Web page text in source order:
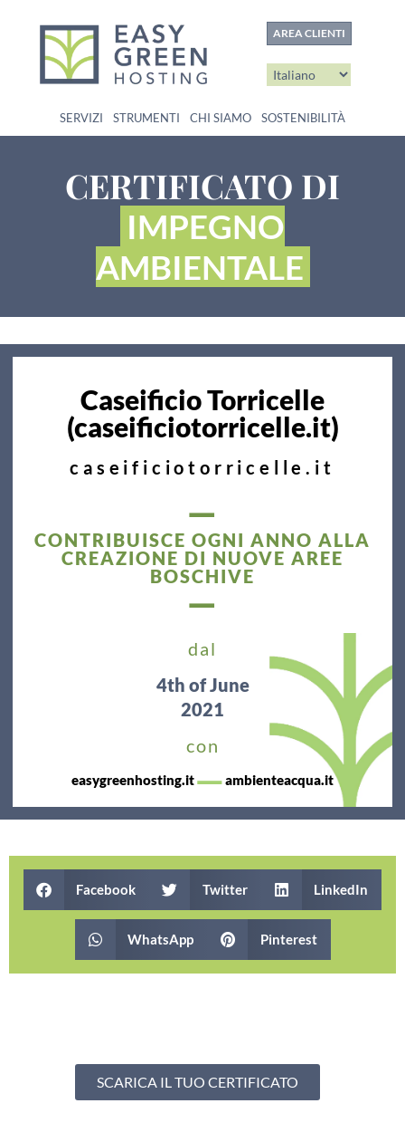
AREA CLIENTI
SERVIZI STRUMENTI CHI SIAMO SOSTENIBILITÀ
CERTIFICATO DI
IMPEGNO
AMBIENTALE
Caseificio Torricelle
(caseificiotorricelle.it)
caseificiotorricelle.it
—
CONTRIBUISCE OGNI ANNO ALLA
CREAZIONE DI NUOVE AREE
BOSCHIVE
—
dal
4th of June
2021
con
easygreenhosting.it—ambienteacqua.it
Facebook Twitter LinkedIn
WhatsApp Pinterest
SCARICA IL TUO CERTIFICATO